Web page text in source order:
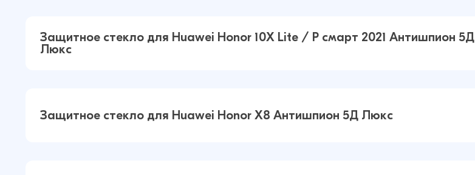
Защитное стекло для Huawei Nova 4
Антишпион 5Д Люкс (Черный)
26 ₽30 ₽
Защитное стекло для Huawei Honor 10X Lite / P смарт 2021 Антишпион 5Д
Люкс
Lite / P смарт 2021 Антишпион 5Д Люкс
(Черный)
38 ₽38 ₽
Защитное стекло для Huawei Honor X8 Антишпион 5Д Люкс